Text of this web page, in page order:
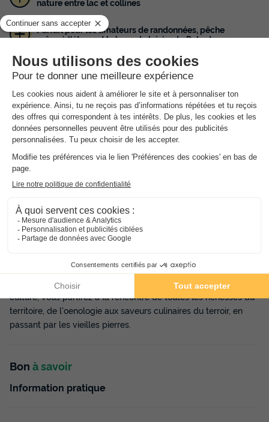
Parfait pour les amateurs de randonnées, pêche
grâce à l'étang et la base de loisirs du Paluet
Camping calme et familial
Situé dans un écrin de nature entre lac et collines, le Camping
de Matour vous accueille dans une atmosphère chaleureuse où
règnent la convivialité et la tranquillité. Reposez-vous et
profitez de ce cadre verdoyant pour vous reconnecter à la
nature grâce aux nombreuses activités de plein air proposées
sur place. Amateurs de randonnées, de pêche, de baignade,
vous avez trouvé l'endroit idéal ! La base de loisirs du Paluet
plein air et d'un espace aquatique qui ravira les enfants et les
plus grands...
idéal pour découvrir à pied ou en vélo cette belle région
vallonnée où se mêlent bocages, prés, forêts et lacs. Côté
culture, vous partirez à la rencontre de toutes les richesses du
territoire, de l'oenologie aux saveurs culinaires du terroir, en
passant par les vieilles pierres.
Bon à savoir
Information pratique